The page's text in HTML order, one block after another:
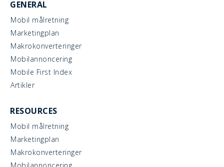
GENERAL
Mobil målretning
Marketingplan
Makrokonverteringer
Mobilannoncering
Mobile First Index
Artikler
RESOURCES
Mobil målretning
Marketingplan
Makrokonverteringer